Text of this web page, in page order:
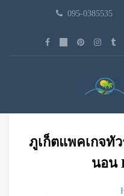
095-0385535
ภูเก็ตแพคเกจทั
นอน